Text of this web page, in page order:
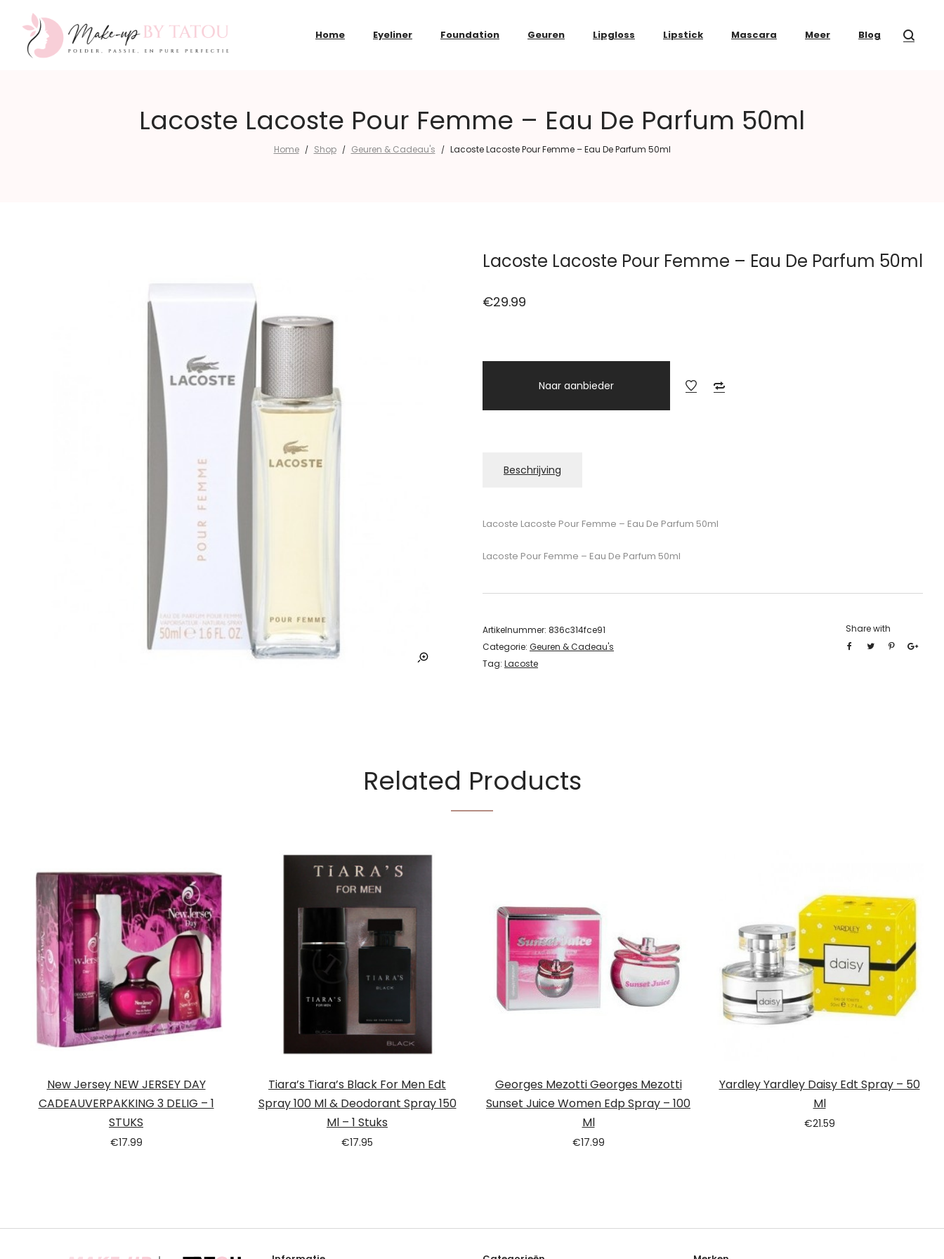
Home Eyeliner Foundation Geuren Lipgloss Lipstick Mascara Meer Blog
Lacoste Lacoste Pour Femme – Eau De Parfum 50ml
Home / Shop / Geuren & Cadeau's / Lacoste Lacoste Pour Femme – Eau De Parfum 50ml
Lacoste Lacoste Pour Femme – Eau De Parfum 50ml
€29.99
Naar aanbieder
Beschrijving
Lacoste Lacoste Pour Femme – Eau De Parfum 50ml
Lacoste Pour Femme – Eau De Parfum 50ml
Artikelnummer: 836c314fce91
Categorie: Geuren & Cadeau's
Tag: Lacoste
Share with
Related Products
New Jersey NEW JERSEY DAY
CADEAUVERPAKKING 3 DELIG – 1
STUKS
€17.99
Tiara’s Tiara’s Black For Men Edt
Spray 100 Ml & Deodorant Spray 150
Ml – 1 Stuks
€17.95
Georges Mezotti Georges Mezotti
Sunset Juice Women Edp Spray – 100
Ml
€17.99
Yardley Yardley Daisy Edt Spray – 50
Ml
€21.59